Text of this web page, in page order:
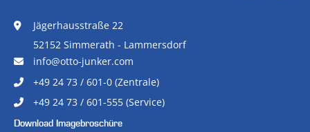
Jägerhausstraße 22
52152 Simmerath - Lammersdorf
info@otto-junker.com
+49 24 73 / 601-0 (Zentrale)
+49 24 73 / 601-555 (Service)
Download Imagebroschüre